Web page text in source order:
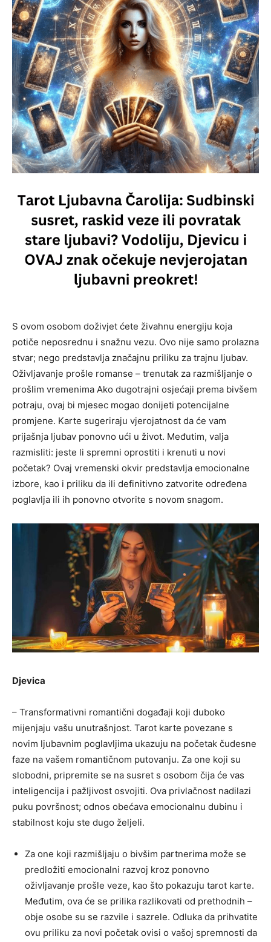
S ovom osobom doživjet ćete živahnu energiju koja
potiče neposrednu i snažnu vezu. Ovo nije samo prolazna
stvar; nego predstavlja značajnu priliku za trajnu ljubav.
Oživljavanje prošle romanse – trenutak za razmišljanje o
prošlim vremenima Ako dugotrajni osjećaji prema bivšem
potraju, ovaj bi mjesec mogao donijeti potencijalne
promjene. Karte sugeriraju vjerojatnost da će vam
prijašnja ljubav ponovno ući u život. Međutim, valja
razmisliti: jeste li spremni oprostiti i krenuti u novi
početak? Ovaj vremenski okvir predstavlja emocionalne
izbore, kao i priliku da ili definitivno zatvorite određena
poglavlja ili ih ponovno otvorite s novom snagom.
Djevica
– Transformativni romantični događaji koji duboko
mijenjaju vašu unutrašnjost. Tarot karte povezane s
novim ljubavnim poglavljima ukazuju na početak čudesne
faze na vašem romantičnom putovanju. Za one koji su
slobodni, pripremite se na susret s osobom čija će vas
inteligencija i pažljivost osvojiti. Ova privlačnost nadilazi
puku površnost; odnos obećava emocionalnu dubinu i
stabilnost koju ste dugo željeli.
Za one koji razmišljaju o bivšim partnerima može se
predložiti emocionalni razvoj kroz ponovno
oživljavanje prošle veze, kao što pokazuju tarot karte.
Međutim, ova će se prilika razlikovati od prethodnih –
obje osobe su se razvile i sazrele. Odluka da prihvatite
ovu priliku za novi početak ovisi o vašoj spremnosti da